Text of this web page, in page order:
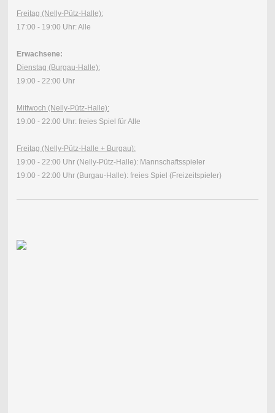
Freitag (Nelly-Pütz-Halle):
17:00 - 19:00 Uhr: Alle
Erwachsene:
Dienstag (Burgau-Halle):
19:00 - 22:00 Uhr
Mittwoch (Nelly-Pütz-Halle):
19:00 - 22:00 Uhr: freies Spiel für Alle
Freitag (Nelly-Pütz-Halle + Burgau):
19:00 - 22:00 Uhr (Nelly-Pütz-Halle): Mannschaftsspieler
19:00 - 22:00 Uhr (Burgau-Halle): freies Spiel (Freizeitspieler)